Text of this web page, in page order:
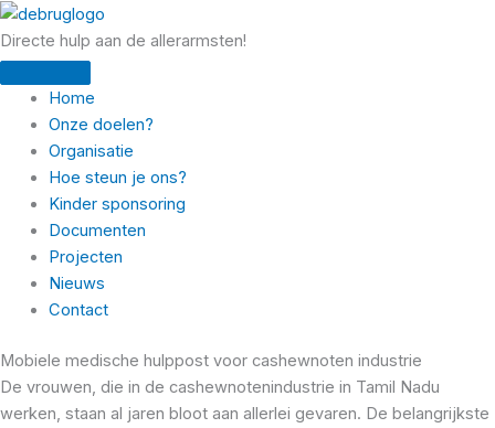
Ga
naar
de
inhoud
Directe hulp aan de allerarmsten!
Home
Onze doelen?
Organisatie
Hoe steun je ons?
Kinder sponsoring
Documenten
Projecten
Nieuws
Contact
Mobiele medische hulppost voor cashewnoten industrie
De vrouwen, die in de cashewnotenindustrie in Tamil Nadu
werken, staan al jaren bloot aan allerlei gevaren. De belangrijkste